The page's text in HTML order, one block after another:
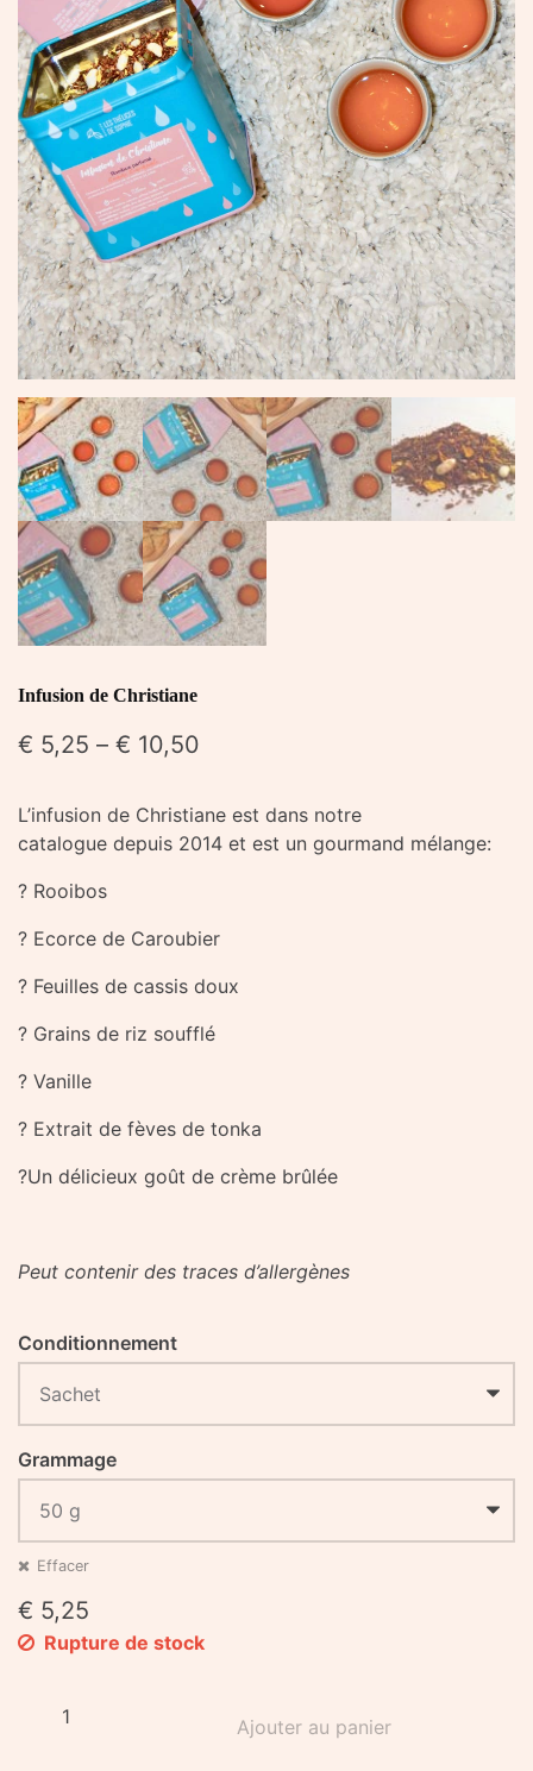
Infusion de Christiane
€ 5,25 – € 10,50
L’infusion de Christiane est dans notre
catalogue depuis 2014 et est un gourmand mélange:
? Rooibos
? Ecorce de Caroubier
? Feuilles de cassis doux
? Grains de riz soufflé
? Vanille
? Extrait de fèves de tonka
?Un délicieux goût de crème brûlée
Peut contenir des traces d’allergènes
Conditionnement
Grammage
Effacer
€ 5,25
Rupture de stock
quantité
Ajouter au panier